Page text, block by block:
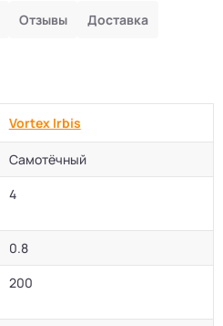
Отзывы Доставка
Vortex Irbis
Самотёчный
4
0.8
200